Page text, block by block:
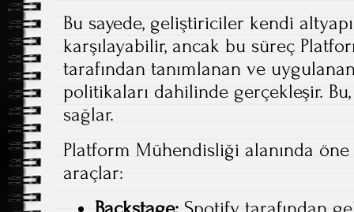
Bu sayede, geliştiriciler kendi
karşılayabilir, ancak bu süreç
tarafından tanımlanan ve
politikaları dahilinde gerçekleşir.
sağlar.
Platform Mühendisliği alanında öne
araçlar: